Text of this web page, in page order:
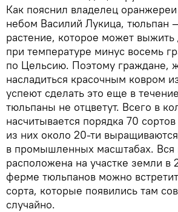
Как пояснил владелец
небом Василий Лукица, тюльпан
растение, которое может выжить
при температуре минус восемь
по Цельсию. Поэтому граждане,
насладиться красочным ковром
успеют сделать это еще в
тюльпаны не отцветут. Всего в
насчитывается порядка 70
из них около 20-ти выращиваются
в промышленных масштабах. Вся
расположена на участке земли в
ферме тюльпанов можно
сорта, которые появились там
случайно.